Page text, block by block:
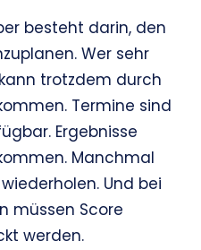
besteht darin, den
Wer sehr
trotzdem durch
Termine sind
Ergebnisse
Manchmal
Und bei
müssen Score
werden.